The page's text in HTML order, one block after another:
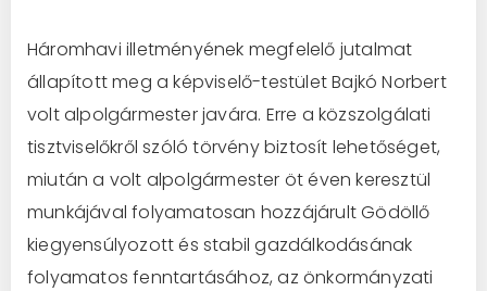
Háromhavi illetményének megfelelő jutalmat
állapított meg a képviselő-testület Bajkó Norbert
volt alpolgármester javára. Erre a közszolgálati
tisztviselőkről szóló törvény biztosít lehetőséget,
miután a volt alpolgármester öt éven keresztül
munkájával folyamatosan hozzájárult Gödöllő
kiegyensúlyozott és stabil gazdálkodásának
folyamatos fenntartásához, az önkormányzati